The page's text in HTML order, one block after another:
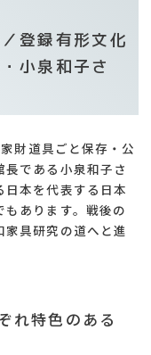
登録有形文化
小泉和子さ
財道具ごと保存・公
である小泉和子さ
本を代表する日本
あります。戦後の
具研究の道へと進
れ特色のある